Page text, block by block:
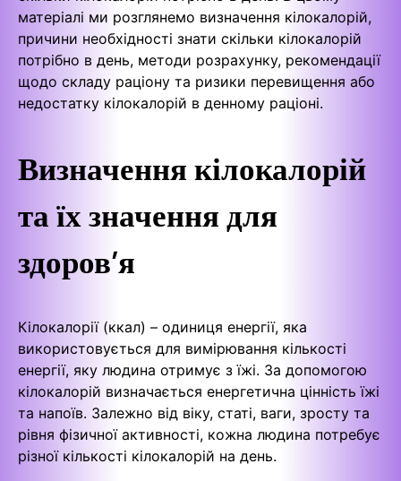
матеріалі ми розглянемо визначення кілокалорій,
причини необхідності знати скільки кілокалорій
потрібно в день, методи розрахунку, рекомендації
щодо складу раціону та ризики перевищення або
недостатку кілокалорій в денному раціоні.
Визначення кілокалорій
та їх значення для
здоров’я
Кілокалорії (ккал) – одиниця енергії, яка
використовується для вимірювання кількості
енергії, яку людина отримує з їжі. За допомогою
кілокалорій визначається енергетична цінність їжі
та напоїв. Залежно від віку, статі, ваги, зросту та
рівня фізичної активності, кожна людина потребує
різної кількості кілокалорій на день.